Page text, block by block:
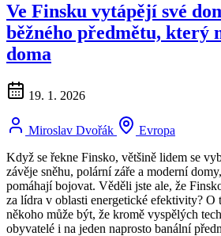
Ve Finsku vytápějí své
běžného předmětu, který
doma
19. 1. 2026
Miroslav Dvořák
Evropa
Když se řekne Finsko, většině lidem se
závěje sněhu, polární záře a moderní
pomáhají bojovat. Věděli jste ale, že
za lídra v oblasti energetické efektivity? O
někoho může být, že kromě vyspělých
obyvatelé i na jeden naprosto banální